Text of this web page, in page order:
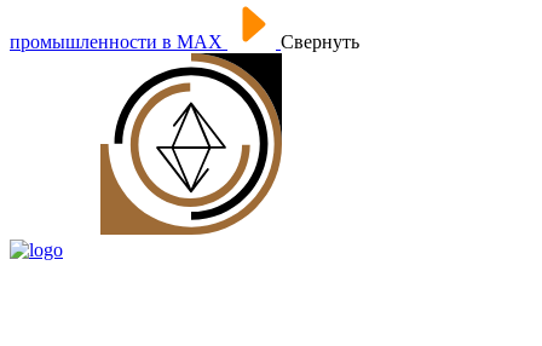
промышленности в МАХ Свернуть